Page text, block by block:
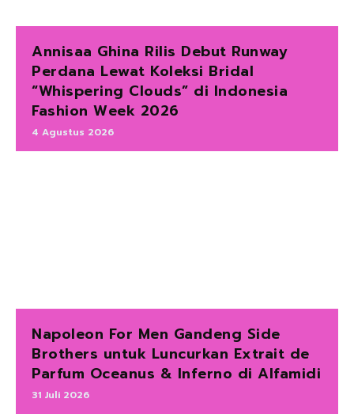
Annisaa Ghina Rilis Debut Runway
Perdana Lewat Koleksi Bridal
“Whispering Clouds” di Indonesia
Fashion Week 2026
4 Agustus 2026
Napoleon For Men Gandeng Side
Brothers untuk Luncurkan Extrait de
Parfum Oceanus & Inferno di Alfamidi
31 Juli 2026